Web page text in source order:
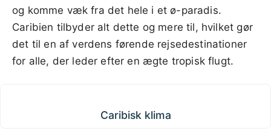
og komme væk fra det hele i et ø-paradis.
Caribien tilbyder alt dette og mere til, hvilket gør
det til en af verdens førende rejsedestinationer
for alle, der leder efter en ægte tropisk flugt.
Caribisk klima